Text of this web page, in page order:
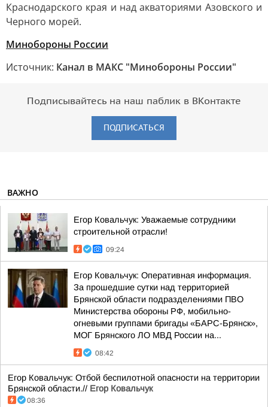
Краснодарского края и над акваториями Азовского и
Черного морей.
Минобороны России
Источник: Канал в МАКС "Минобороны России"
Подписывайтесь на наш паблик в ВКонтакте
ПОДПИСАТЬСЯ
ВАЖНО
Егор Ковальчук: Уважаемые сотрудники
строительной отрасли!
09:24
Егор Ковальчук: Оперативная информация.
За прошедшие сутки над территорией
Брянской области подразделениями ПВО
Министерства обороны РФ, мобильно-
огневыми группами бригады «БАРС-Брянск»,
МОГ Брянского ЛО МВД России на...
08:42
Егор Ковальчук: Отбой беспилотной опасности на территории
Брянской области.// Егор Ковальчук
08:36